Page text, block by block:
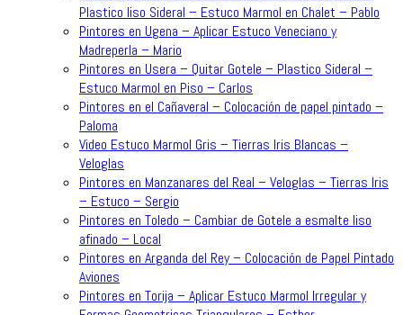
Plastico liso Sideral – Estuco Marmol en Chalet – Pablo
Pintores en Ugena – Aplicar Estuco Veneciano y
Madreperla – Mario
Pintores en Usera – Quitar Gotele – Plastico Sideral –
Estuco Marmol en Piso – Carlos
Pintores en el Cañaveral – Colocación de papel pintado –
Paloma
Video Estuco Marmol Gris – Tierras Iris Blancas –
Veloglas
Pintores en Manzanares del Real – Veloglas – Tierras Iris
– Estuco – Sergio
Pintores en Toledo – Cambiar de Gotele a esmalte liso
afinado – Local
Pintores en Arganda del Rey – Colocación de Papel Pintado
Aviones
Pintores en Torija – Aplicar Estuco Marmol Irregular y